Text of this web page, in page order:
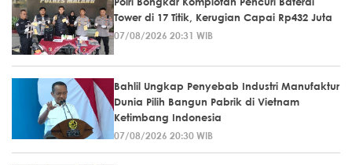
Tower di 17 Titik, Kerugian Capai Rp432 Juta
07/08/2026 20:31 WIB
Bahlil Ungkap Penyebab Industri Manufaktur
Dunia Pilih Bangun Pabrik di Vietnam
Ketimbang Indonesia
07/08/2026 20:30 WIB